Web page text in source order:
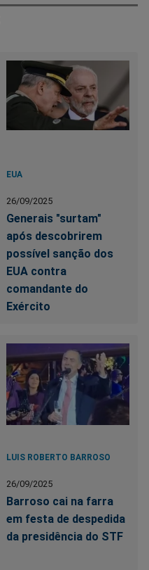
EUA
26/09/2025
Generais "surtam"
após descobrirem
possível sanção dos
EUA contra
comandante do
Exército
LUIS ROBERTO BARROSO
26/09/2025
Barroso cai na farra
em festa de despedida
da presidência do STF